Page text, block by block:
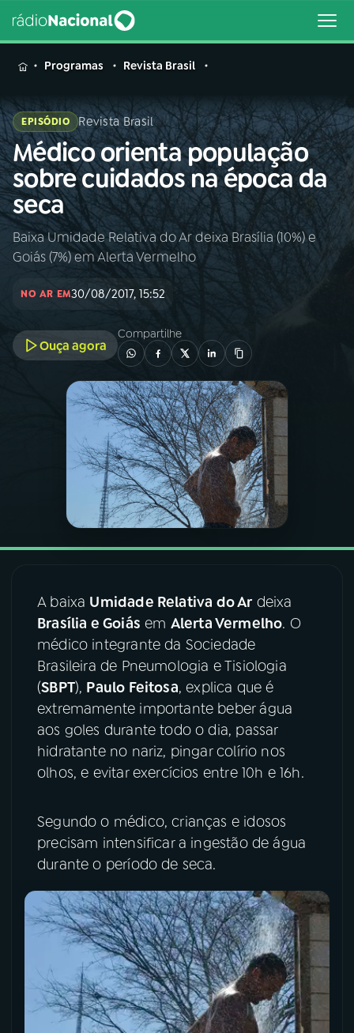
MENU
Buscar
na
Rádio
Nacional
Buscar
AO VIVO
INÍCIO
A RÁDIO
PROGRAMAÇÃO
PROGRAMAS
PODCASTS
06VIDEOCASTS
07ÚLTIMAS
08FESTIVAL DE MÚSICA
ACOMPANHE A RÁDIO NACIONAL
YouTube Facebook
Instagram X
TikTok
Programas Revista Brasil
EPISÓDIO Revista Brasil
Médico orienta população
sobre cuidados na época da
seca
Baixa Umidade Relativa do Ar deixa Brasília (10%) e
Goiás (7%) em Alerta Vermelho
NO AR EM30/08/2017, 15:52
Ouça agora
Compartilhe
A baixa Umidade Relativa do Ardeixa
Brasília e Goiás em Alerta Vermelho. O
médico integrante da Sociedade
Brasileira de Pneumologia e Tisiologia
(SBPT), Paulo Feitosa, explica que é
extremamente importante beber água
aos goles durante todo o dia, passar
hidratante no nariz, pingar colírio nos
olhos, e evitar exercícios entre 10h e 16h.
Segundo o médico, crianças e idosos
precisam intensificar a ingestão de água
durante o período de seca.